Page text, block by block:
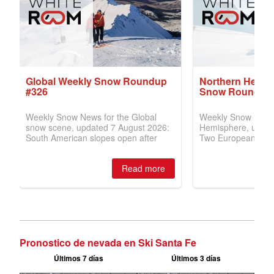
Pronostico de nevada en Ski Santa Fe
Últimos 7 días Últimos 3 días